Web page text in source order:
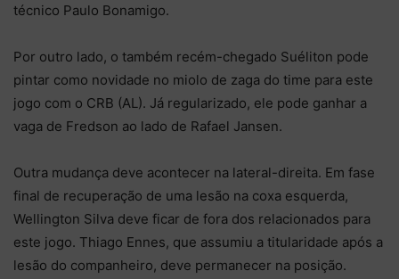
técnico Paulo Bonamigo.
Por outro lado, o também recém-chegado Suéliton pode
pintar como novidade no miolo de zaga do time para este
jogo com o CRB (AL). Já regularizado, ele pode ganhar a
vaga de Fredson ao lado de Rafael Jansen.
Outra mudança deve acontecer na lateral-direita. Em fase
final de recuperação de uma lesão na coxa esquerda,
Wellington Silva deve ficar de fora dos relacionados para
este jogo. Thiago Ennes, que assumiu a titularidade após a
lesão do companheiro, deve permanecer na posição.